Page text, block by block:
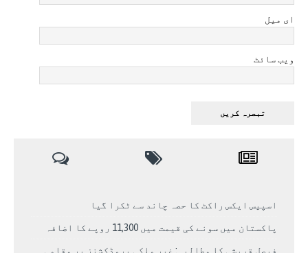
ای میل
ویب سائٹ
اسپیس ایکس راکٹ کا حصہ چاند سے ٹکرا گیا
پاکستان میں سونے کی قیمت میں 11,300 روپے کا اضافہ
فیصل قریشی کا مطالبہ: غیر ملکی پروڈکشنز پر مقامی